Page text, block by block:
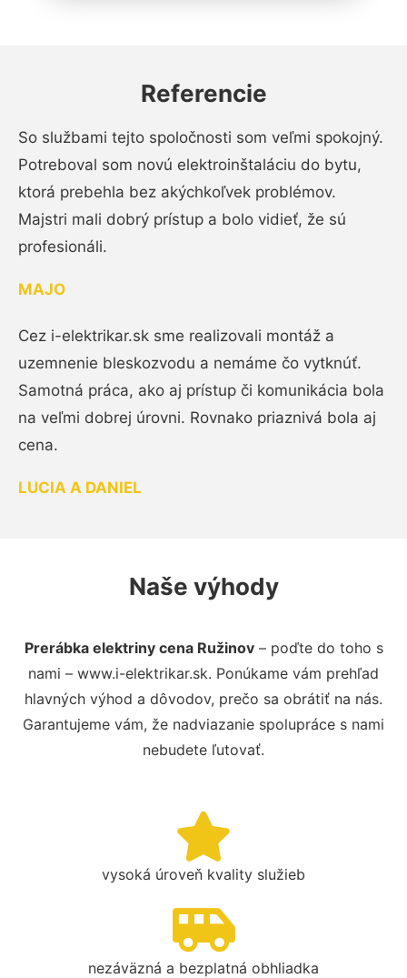
Referencie
So službami tejto spoločnosti som veľmi spokojný.
Potreboval som novú elektroinštaláciu do bytu,
ktorá prebehla bez akýchkoľvek problémov.
Majstri mali dobrý prístup a bolo vidieť, že sú
profesionáli.
MAJO
Cez i-elektrikar.sk sme realizovali montáž a
uzemnenie bleskozvodu a nemáme čo vytknúť.
Samotná práca, ako aj prístup či komunikácia bola
na veľmi dobrej úrovni. Rovnako priaznivá bola aj
cena.
LUCIA A DANIEL
Naše výhody
Prerábka elektriny cena Ružinov– poďte do toho s
nami – www.i-elektrikar.sk. Ponúkame vám prehľad
hlavných výhod a dôvodov, prečo sa obrátiť na nás.
Garantujeme vám, že nadviazanie spolupráce s nami
nebudete ľutovať.
vysoká úroveň kvality služieb
nezáväzná a bezplatná obhliadka